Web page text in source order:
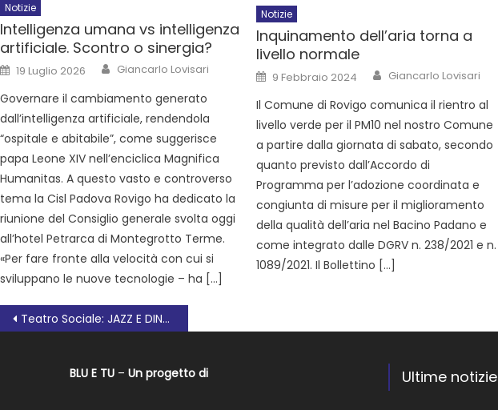
Notizie
Intelligenza umana vs intelligenza
artificiale. Scontro o sinergia?
19 Luglio 2026 Giancarlo Lovisari
Governare il cambiamento generato
dall’intelligenza artificiale, rendendola
“ospitale e abitabile”, come suggerisce
papa Leone XIV nell’enciclica Magnifica
Humanitas. A questo vasto e controverso
tema la Cisl Padova Rovigo ha dedicato la
riunione del Consiglio generale svolta oggi
all’hotel Petrarca di Montegrotto Terme.
«Per fare fronte alla velocità con cui si
sviluppano le nuove tecnologie – ha […]
Notizie
Inquinamento dell’aria torna a
livello normale
9 Febbraio 2024 Giancarlo Lovisari
Il Comune di Rovigo comunica il rientro al
livello verde per il PM10 nel nostro Comune
a partire dalla giornata di sabato, secondo
quanto previsto dall’Accordo di
Programma per l’adozione coordinata e
congiunta di misure per il miglioramento
della qualità dell’aria nel Bacino Padano e
come integrato dalle DGRV n. 238/2021 e n.
1089/2021. Il Bollettino […]
Teatro Sociale: JAZZ E DINTORNI, Omaggio a Franco Battiato e Giusto Pio
BLU E TU –Un progetto di Ultime notizie